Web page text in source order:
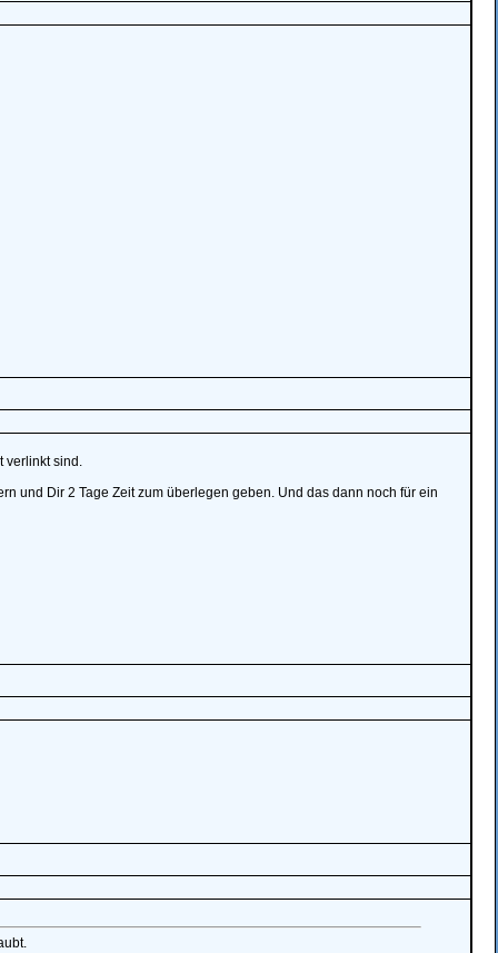
verlinkt sind.
und Dir 2 Tage Zeit zum überlegen geben. Und das dann noch für ein